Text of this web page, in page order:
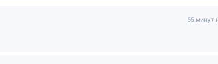
55 минут